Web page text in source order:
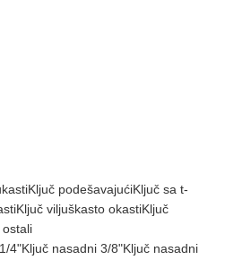
Ključ podešavajućiKljuč sa t-
Ključ viljuškasto okastiKljuč
ostali
4"Ključ nasadni 3/8"Ključ nasadni